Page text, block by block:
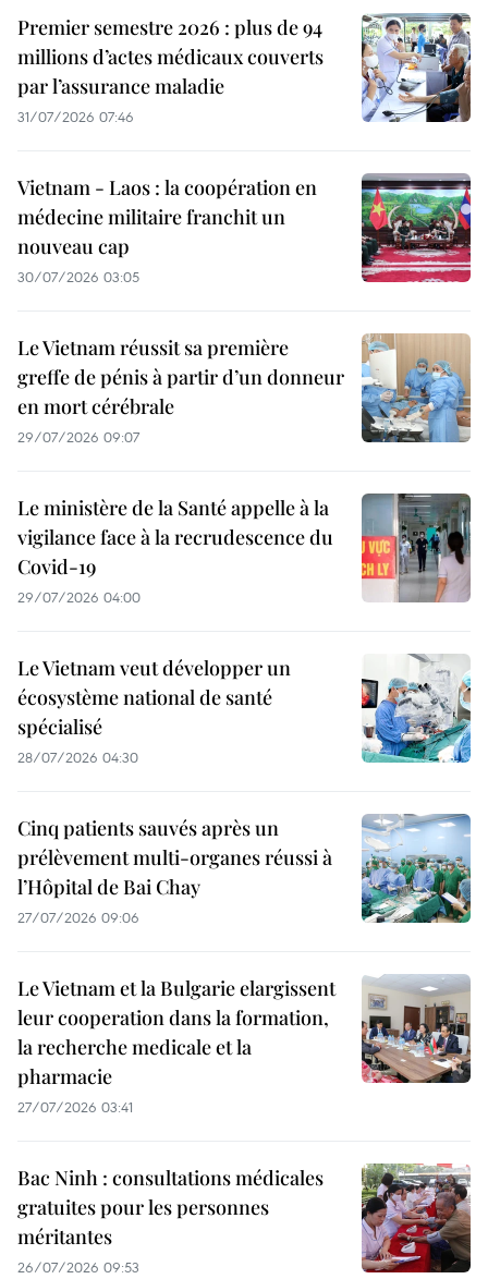
Premier semestre 2026 : plus de 94
millions d’actes médicaux couverts
par l’assurance maladie
31/07/2026 07:46
Vietnam - Laos : la coopération en
médecine militaire franchit un
nouveau cap
30/07/2026 03:05
Le Vietnam réussit sa première
greffe de pénis à partir d’un donneur
en mort cérébrale
29/07/2026 09:07
Le ministère de la Santé appelle à la
vigilance face à la recrudescence du
Covid-19
29/07/2026 04:00
Le Vietnam veut développer un
écosystème national de santé
spécialisé
28/07/2026 04:30
Cinq patients sauvés après un
prélèvement multi-organes réussi à
l’Hôpital de Bai Chay
27/07/2026 09:06
Le Vietnam et la Bulgarie elargissent
leur cooperation dans la formation,
la recherche medicale et la
pharmacie
27/07/2026 03:41
Bac Ninh : consultations médicales
gratuites pour les personnes
méritantes
26/07/2026 09:53